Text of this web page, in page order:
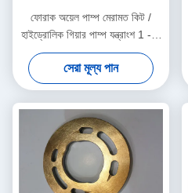
ফোরাক অয়েল পাম্প মেরামত কিট /
হাইড্রোলিক গিয়ার পাম্প যন্ত্রাংশ 1 - 3
কার্যদিবসের শিপিং
সেরা মূল্য পান